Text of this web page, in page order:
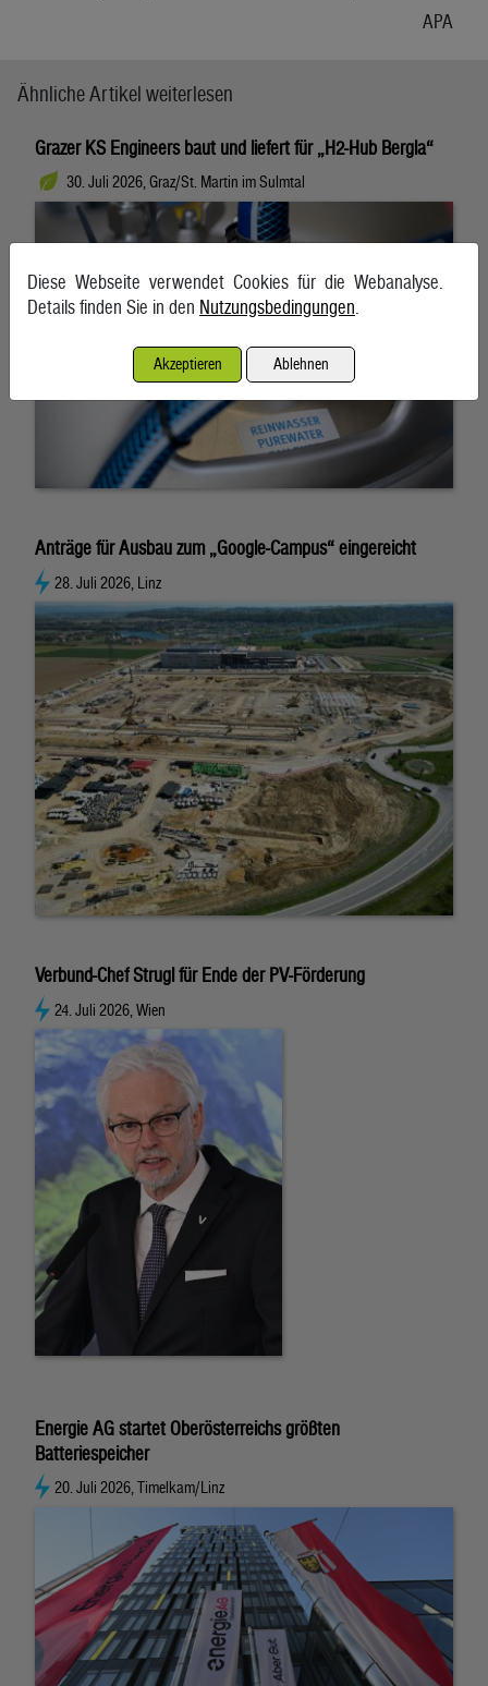
APA
Ähnliche Artikel weiterlesen
Grazer KS Engineers baut und liefert für „H2-Hub Bergla“
30. Juli 2026, Graz/St. Martin im Sulmtal
Anträge für Ausbau zum „Google-Campus“ eingereicht
28. Juli 2026, Linz
Verbund-Chef Strugl für Ende der PV-Förderung
24. Juli 2026, Wien
Energie AG startet Oberösterreichs größten
Batteriespeicher
20. Juli 2026, Timelkam/Linz
Diese Webseite verwendet Cookies für die Webanalyse.
Details finden Sie in den Nutzungsbedingungen.
Akzeptieren Ablehnen